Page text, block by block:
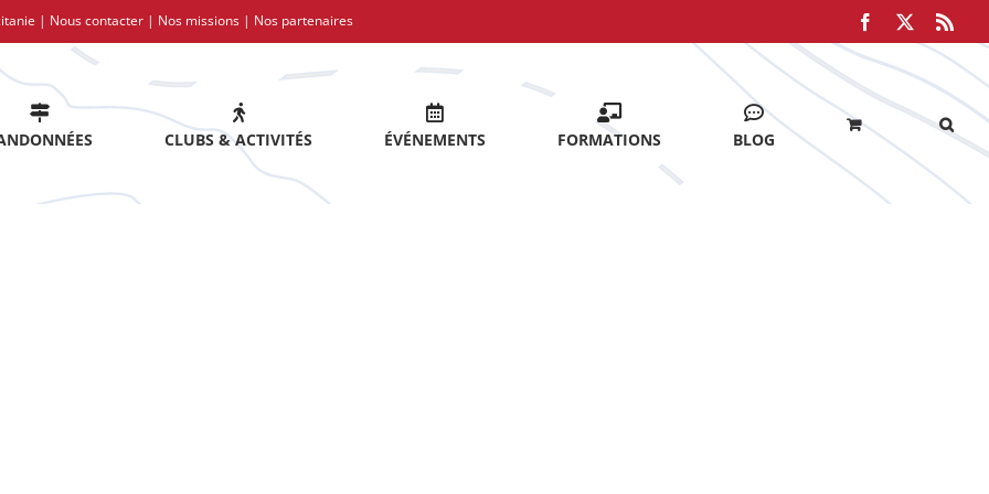
| Nous contacter | Nos missions | Nos partenaires Facebook
CLUBS & ACTIVITÉS ÉVÉNEMENTS FORMATIONS BLOG